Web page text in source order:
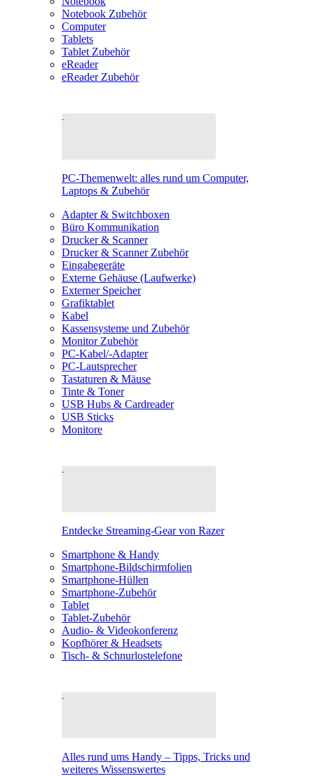
Notebook Zubehör
Computer
Tablets
Tablet Zubehör
eReader
eReader Zubehör
PC-Themenwelt: alles rund um Computer,
Laptops & Zubehör
Adapter & Switchboxen
Büro Kommunikation
Drucker & Scanner
Drucker & Scanner Zubehör
Eingabegeräte
Externe Gehäuse (Laufwerke)
Externer Speicher
Grafiktablet
Kabel
Kassensysteme und Zubehör
Monitor Zubehör
PC-Kabel/-Adapter
PC-Lautsprecher
Tastaturen & Mäuse
Tinte & Toner
USB Hubs & Cardreader
USB Sticks
Monitore
Entdecke Streaming-Gear von Razer
Smartphone & Handy
Smartphone-Bildschirmfolien
Smartphone-Hüllen
Smartphone-Zubehör
Tablet
Tablet-Zubehör
Audio- & Videokonferenz
Kopfhörer & Headsets
Tisch- & Schnurlostelefone
Alles rund ums Handy – Tipps, Tricks und
weiteres Wissenswertes